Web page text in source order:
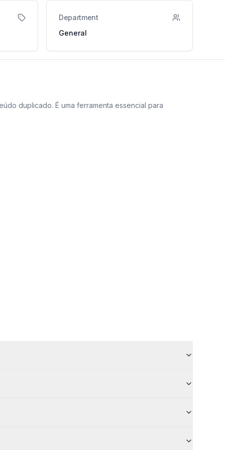
Department
General
duplicado. É uma ferramenta essencial para